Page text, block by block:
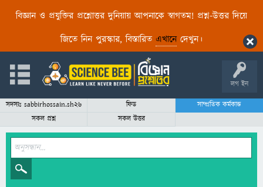
বিজ্ঞান ও প্রযুক্তির প্রশ্নোত্তর দুনিয়ায় আপনাকে স্বাগতম! প্রশ্ন-উত্তর দিয়ে
জিতে নিন পুরস্কার, বিস্তারিত এখানেদেখুন।
লগ ইন
সদস্যঃ sabbirhossain.sh26 ফিড
সাম্প্রতিক কর্মকান্ড
সকল প্রশ্ন
সকল উত্তর